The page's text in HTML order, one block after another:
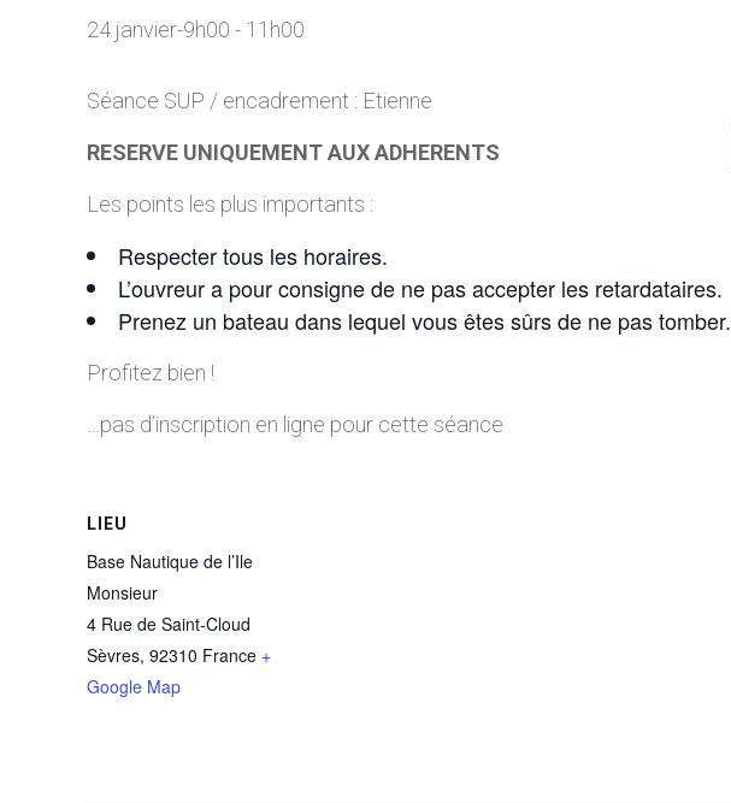
24 janvier-9h00 - 11h00
Séance SUP / encadrement : Etienne
RESERVE UNIQUEMENT AUX ADHERENTS
Les points les plus importants :
Respecter tous les horaires.
L’ouvreur a pour consigne de ne pas accepter les retardataires.
Prenez un bateau dans lequel vous êtes sûrs de ne pas tomber.
Profitez bien !
…pas d’inscription en ligne pour cette séance
LIEU
Base Nautique de l’Ile
Monsieur
4 Rue de Saint-Cloud
Sèvres, 92310 France +
Google Map